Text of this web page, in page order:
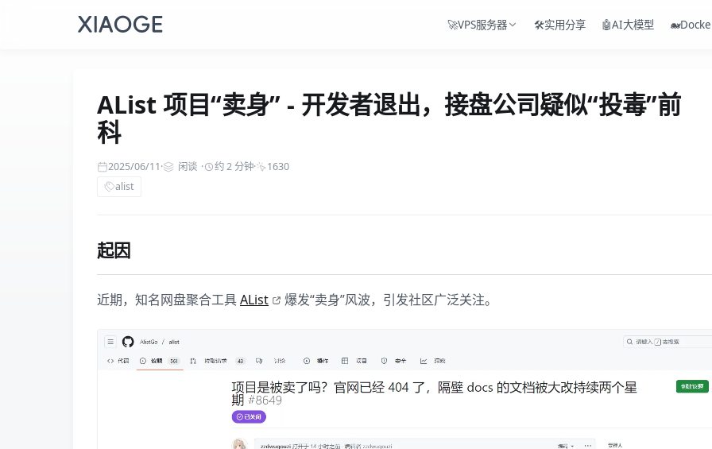
🚀VPS服务器 🛠️实用分享 🤖AI大模型
AList 项目“卖身” - 开发者退出，接盘公司疑似“投毒”前
科
2025/06/11· 闲谈 · 约 2 分钟·
1630
alist
起因
近期，知名网盘聚合工具AList 爆发“卖身”风波，引发社区广泛关注。